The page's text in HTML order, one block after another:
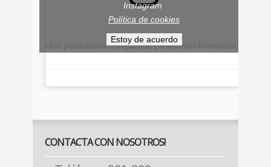
Instagram
Política de cookies
Estoy de acuerdo
CONTACTA CON NOSOTROS!